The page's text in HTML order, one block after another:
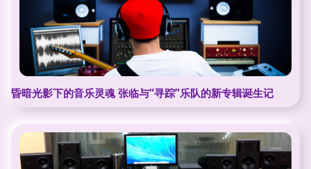
昏暗光影下的音乐灵魂 张临与“寻踪”乐队的新专辑诞生记